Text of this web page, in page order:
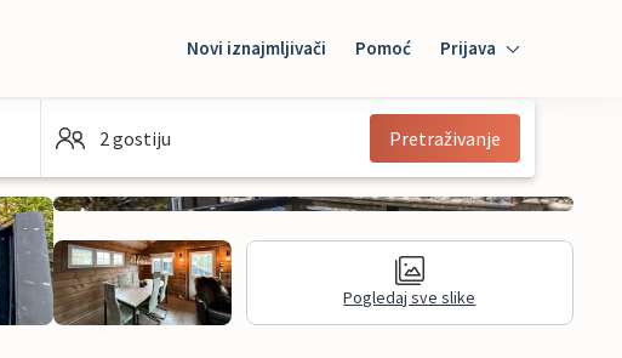
Novi iznajmljivači Pomoć Prijava
Mybooking
2 gostiju Pretraživanje
Pogledaj sve slike